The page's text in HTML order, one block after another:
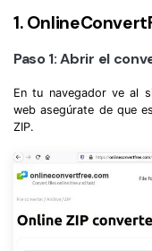
1.
Paso 1: Abrir el
En tu navegador ve al
web asegúrate de que
ZIP.